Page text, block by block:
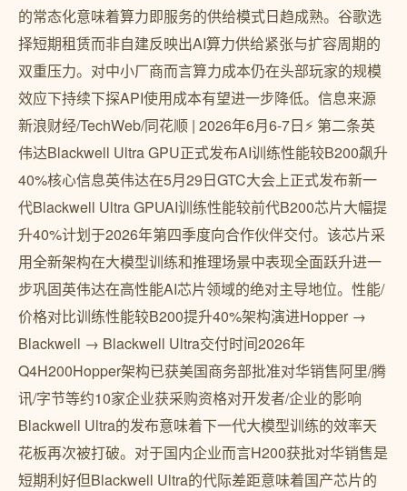
的常态化意味着算力即服务的供给模式日趋成熟。谷歌选
择短期租赁而非自建反映出AI算力供给紧张与扩容周期的
双重压力。对中小厂商而言算力成本仍在头部玩家的规模
效应下持续下探API使用成本有望进一步降低。信息来源
新浪财经/TechWeb/同花顺 | 2026年6月6-7日⚡ 第二条英
伟达Blackwell Ultra GPU正式发布AI训练性能较B200飙升
40%核心信息英伟达在5月29日GTC大会上正式发布新一
代Blackwell Ultra GPUAI训练性能较前代B200芯片大幅提
升40%计划于2026年第四季度向合作伙伴交付。该芯片采
用全新架构在大模型训练和推理场景中表现全面跃升进一
步巩固英伟达在高性能AI芯片领域的绝对主导地位。性能/
价格对比训练性能较B200提升40%架构演进Hopper →
Blackwell → Blackwell Ultra交付时间2026年
Q4H200Hopper架构已获美国商务部批准对华销售阿里/腾
讯/字节等约10家企业获采购资格对开发者/企业的影响
Blackwell Ultra的发布意味着下一代大模型训练的效率天
花板再次被打破。对于国内企业而言H200获批对华销售是
短期利好但Blackwell Ultra的代际差距意味着国产芯片的